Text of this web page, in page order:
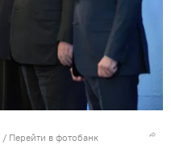
/ Перейти в фотобанк